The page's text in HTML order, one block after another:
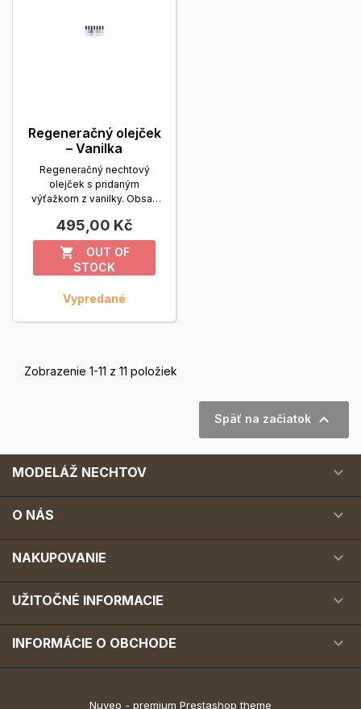
Regeneračný olejček
– Vanilka
Regeneračný nechtový
olejček s pridaným
výťažkom z vanilky. Obsah
495,00 Kč

OUT OF
STOCK
Vypredané
Zobrazenie 1-11 z 11 položiek
Späť na začiatok 
MODELÁŽ NECHTOV 
O NÁS 
NAKUPOVANIE 
UŽITOČNÉ INFORMACIE 
INFORMÁCIE O OBCHODE 
Nuveo - premium Prestashop theme